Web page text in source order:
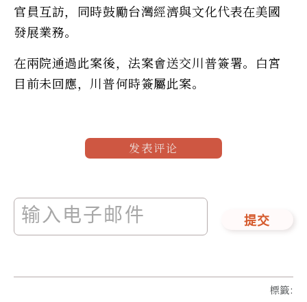
官員互訪，同時鼓勵台灣經濟與文化代表在美國
發展業務。
在兩院通過此案後，法案會送交川普簽署。白宮
目前未回應，川普何時簽屬此案。
发表评论
提交
標籤: